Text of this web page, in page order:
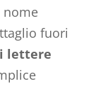
nome
fuori
lettere